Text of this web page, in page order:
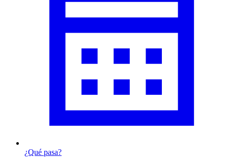
¿Qué pasa?